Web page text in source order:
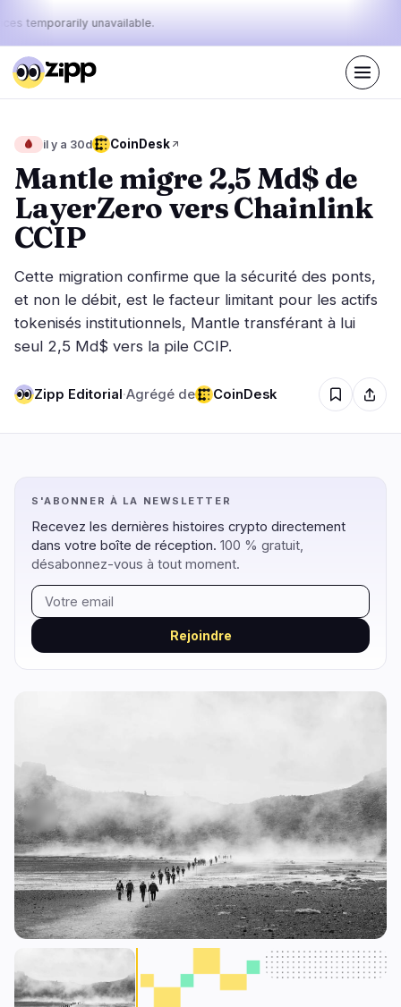
temporarily unavailable.
Le pouls
d'aujourd'hui
neutral
Actualités
Nouvelles de dernière minute 22
Histoires en vedette 0
& Top 100
Marchés
7
ETF 3
Gouvernement 5
Légal 0
Conformité 0
0
Hacks
Exploits
Arnaques 0
DEXs
Prêts
Rendement 0
Dérivés 0
RWA 1
Protocoles 0
Mises à Niveau 3
Mise à l'Échelle 0
IA 3
Minage 0
🩸 il y a 30d CoinDesk
Mantle migre 2,5 Md$ de
LayerZero vers Chainlink
CCIP
Cette migration confirme que la sécurité des ponts,
et non le débit, est le facteur limitant pour les actifs
tokenisés institutionnels, Mantle transférant à lui
seul 2,5 Md$ vers la pile CCIP.
Zipp Editorial·Agrégé de CoinDesk
S'ABONNER À LA NEWSLETTER
Recevez les dernières histoires crypto directement
dans votre boîte de réception. 100 % gratuit,
désabonnez-vous à tout moment.
Rejoindre